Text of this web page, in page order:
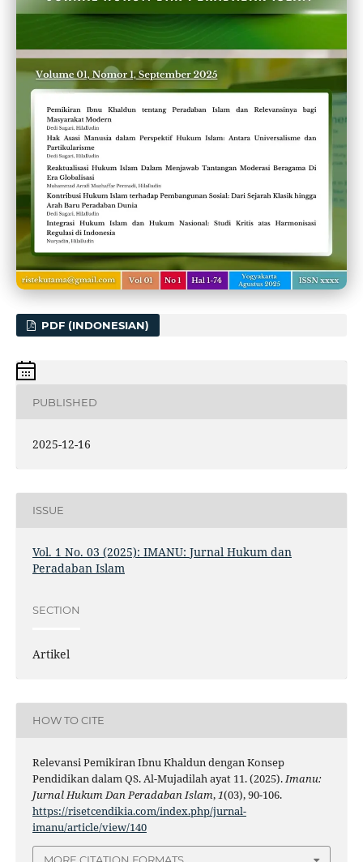
PDF (INDONESIAN)
PUBLISHED
2025-12-16
ISSUE
Vol. 1 No. 03 (2025): IMANU: Jurnal Hukum dan
Peradaban Islam
SECTION
Artikel
HOW TO CITE
Relevansi Pemikiran Ibnu Khaldun dengan Konsep
Pendidikan dalam QS. Al-Mujadilah ayat 11. (2025). Imanu:
Jurnal Hukum Dan Peradaban Islam, 1(03), 90-106.
https://risetcendikia.com/index.php/jurnal-
imanu/article/view/140